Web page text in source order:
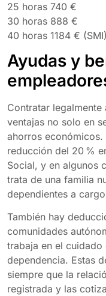
25 horas 740 €
30 horas 888 €
40 horas 1184 € (SMI)
Ayudas y
Contratar
ventajas no solo en
ahorros
reducción del 20 %
Social, y en algunos
trata de una familia
dependientes a
También hay
comunidades
trabaja en el
dependencia. Estas
siempre que la
registrada y las